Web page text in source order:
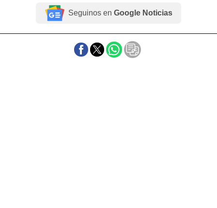
Seguinos en Google Noticias